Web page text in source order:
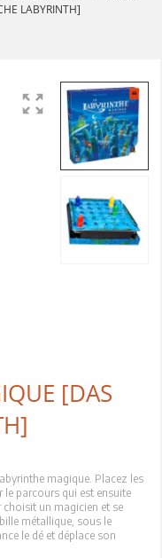
LABYRINTH]
zoom_out_map
[DAS
magique. Placez les
le parcours qui est ensuite
choisit un magicien et se
métallique, sous le
le dé et déplace son